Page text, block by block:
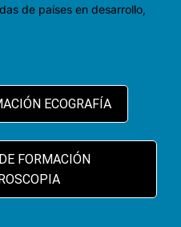
de países en desarrollo,
ECOGRAFÍA
FORMACIÓN